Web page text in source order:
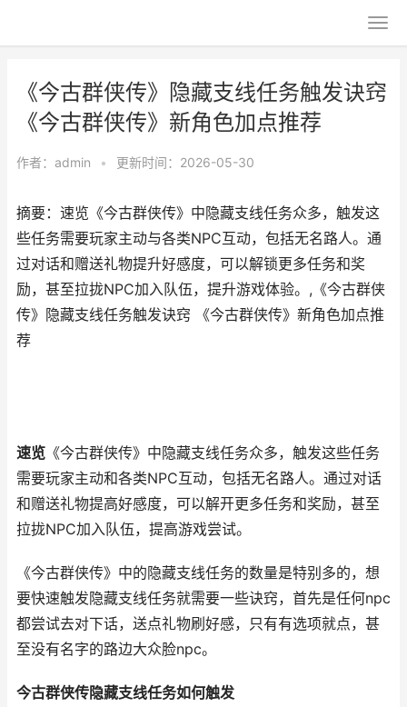
《今古群侠传》隐藏支线任务触发诀窍
《今古群侠传》新角色加点推荐
作者： admin • 更新时间：2026-05-30
摘要：速览《今古群侠传》中隐藏支线任务众多，触发这
些任务需要玩家主动与各类NPC互动，包括无名路人。通
过对话和赠送礼物提升好感度，可以解锁更多任务和奖
励，甚至拉拢NPC加入队伍，提升游戏体验。,《今古群侠
传》隐藏支线任务触发诀窍 《今古群侠传》新角色加点推
荐
速览 《今古群侠传》中隐藏支线任务众多，触发这些任务
需要玩家主动和各类NPC互动，包括无名路人。通过对话
和赠送礼物提高好感度，可以解开更多任务和奖励，甚至
拉拢NPC加入队伍，提高游戏尝试。
《今古群侠传》中的隐藏支线任务的数量是特别多的，想
要快速触发隐藏支线任务就需要一些诀窍，首先是任何npc
都尝试去对下话，送点礼物刷好感，只有有选项就点，甚
至没有名字的路边大众脸npc。
今古群侠传隐藏支线任务如何触发